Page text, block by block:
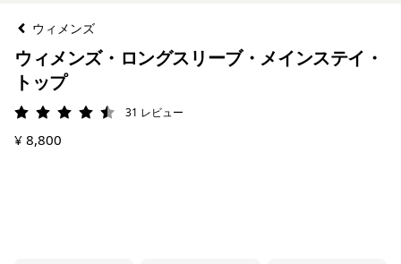
ウィメンズ
ウィメンズ・ロングスリーブ・メインステイ・
トップ
評価: 4.5 / 5
31 レビュー
¥ 8,800